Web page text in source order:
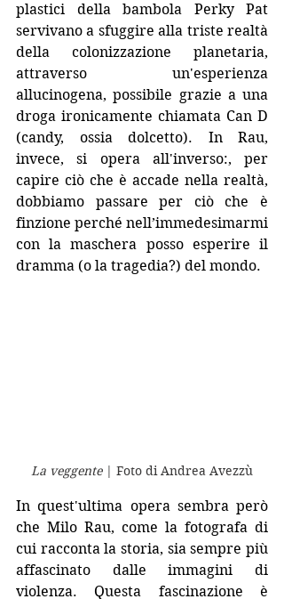
plastici della bambola Perky Pat
servivano a sfuggire alla triste realtà
della colonizzazione planetaria,
attraverso un'esperienza
allucinogena, possibile grazie a una
droga ironicamente chiamata Can D
(candy, ossia dolcetto). In Rau,
invece, si opera all'inverso:, per
capire ciò che è accade nella realtà,
dobbiamo passare per ciò che è
finzione perché nell’immedesimarmi
con la maschera posso esperire il
dramma (o la tragedia?) del mondo.
La veggente | Foto di Andrea Avezzù
In quest'ultima opera sembra però
che Milo Rau, come la fotografa di
cui racconta la storia, sia sempre più
affascinato dalle immagini di
violenza. Questa fascinazione è